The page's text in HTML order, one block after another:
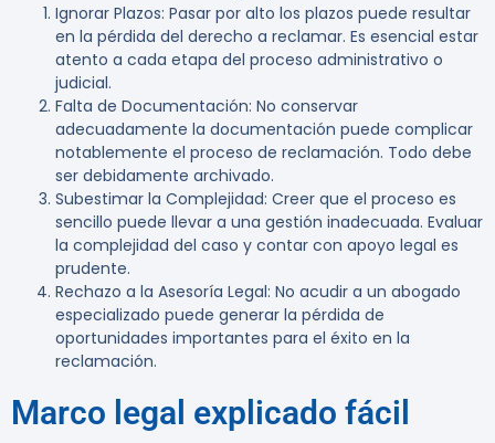
Ignorar Plazos: Pasar por alto los plazos puede resultar
en la pérdida del derecho a reclamar. Es esencial estar
atento a cada etapa del proceso administrativo o
judicial.
Falta de Documentación: No conservar
adecuadamente la documentación puede complicar
notablemente el proceso de reclamación. Todo debe
ser debidamente archivado.
Subestimar la Complejidad: Creer que el proceso es
sencillo puede llevar a una gestión inadecuada. Evaluar
la complejidad del caso y contar con apoyo legal es
prudente.
Rechazo a la Asesoría Legal: No acudir a un abogado
especializado puede generar la pérdida de
oportunidades importantes para el éxito en la
reclamación.
Marco legal explicado fácil